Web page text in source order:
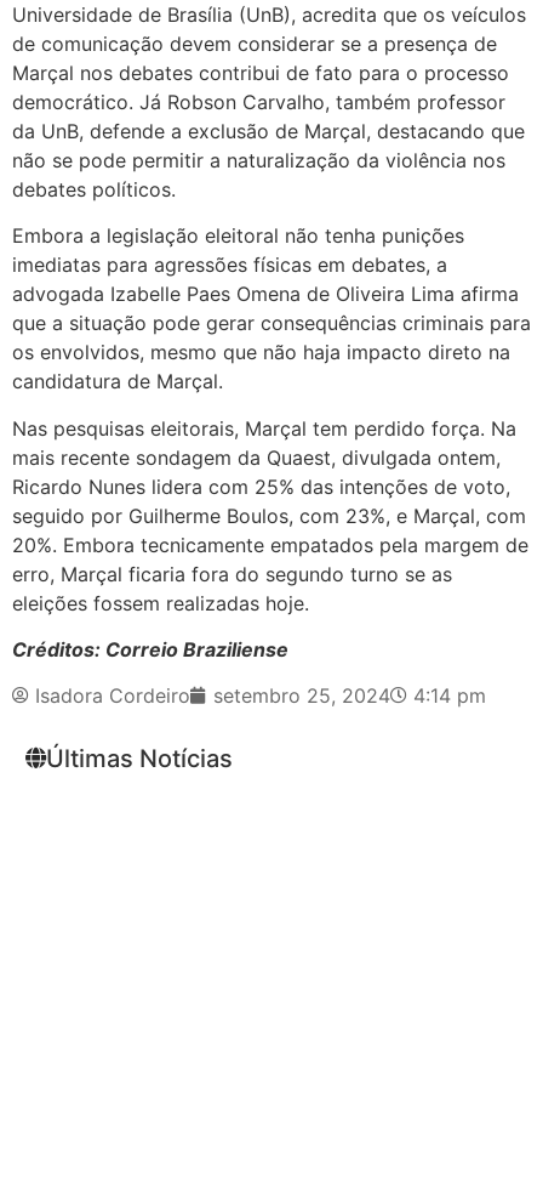
Universidade de Brasília (UnB), acredita que os veículos
de comunicação devem considerar se a presença de
Marçal nos debates contribui de fato para o processo
democrático. Já Robson Carvalho, também professor
da UnB, defende a exclusão de Marçal, destacando que
não se pode permitir a naturalização da violência nos
debates políticos.
Embora a legislação eleitoral não tenha punições
imediatas para agressões físicas em debates, a
advogada Izabelle Paes Omena de Oliveira Lima afirma
que a situação pode gerar consequências criminais para
os envolvidos, mesmo que não haja impacto direto na
candidatura de Marçal.
Nas pesquisas eleitorais, Marçal tem perdido força. Na
mais recente sondagem da Quaest, divulgada ontem,
Ricardo Nunes lidera com 25% das intenções de voto,
seguido por Guilherme Boulos, com 23%, e Marçal, com
20%. Embora tecnicamente empatados pela margem de
erro, Marçal ficaria fora do segundo turno se as
eleições fossem realizadas hoje.
Créditos: Correio Braziliense
Isadora Cordeiro
setembro 25, 2024 4:14 pm
Últimas Notícias